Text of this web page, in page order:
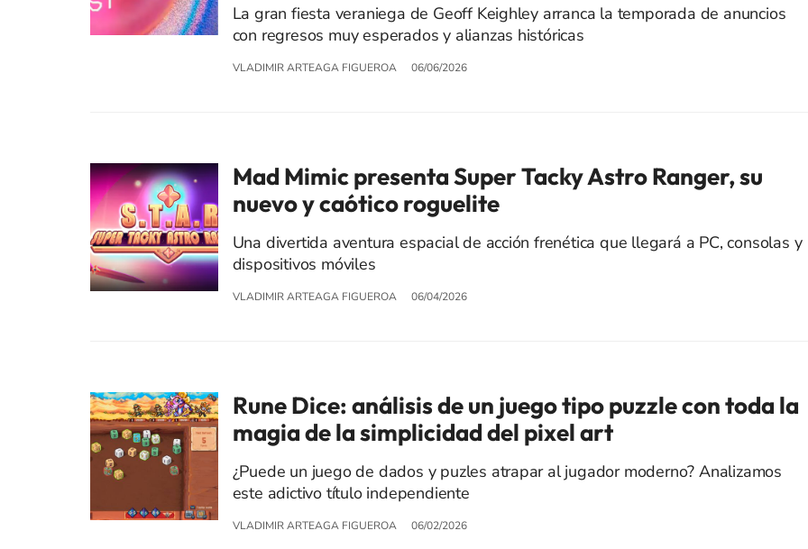
La gran fiesta veraniega de Geoff Keighley arranca la temporada de anuncios
con regresos muy esperados y alianzas históricas
VLADIMIR ARTEAGA FIGUEROA 06/06/2026
Mad Mimic presenta Super Tacky Astro Ranger, su
nuevo y caótico roguelite
Una divertida aventura espacial de acción frenética que llegará a PC, consolas y
dispositivos móviles
VLADIMIR ARTEAGA FIGUEROA 06/04/2026
Rune Dice: análisis de un juego tipo puzzle con toda la
magia de la simplicidad del pixel art
¿Puede un juego de dados y puzles atrapar al jugador moderno? Analizamos
este adictivo título independiente
VLADIMIR ARTEAGA FIGUEROA 06/02/2026